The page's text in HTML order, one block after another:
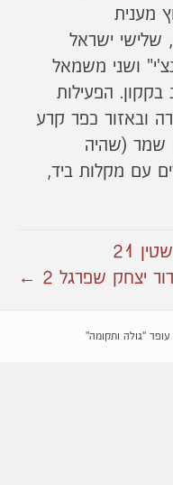
שלישי ישראל
ושני משמאל
הפעילות
ובאזור כפר קרע
שמר (שהיה
עם מקלות ביד,
21
יצחק שפרגל 2 ←